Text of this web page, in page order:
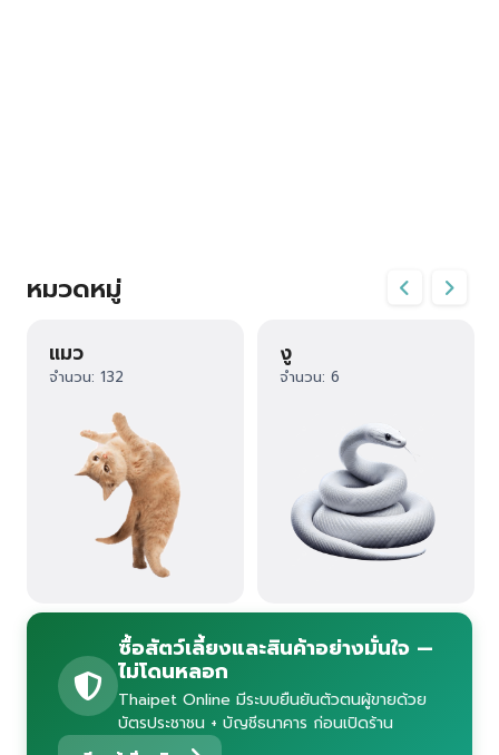
หมวดหมู่
แมว
จำนวน: 132
งู
จำนวน: 6
ซื้อสัตว์เลี้ยงและสินค้าอย่างมั่นใจ —
ไม่โดนหลอก
Thaipet Online มีระบบยืนยันตัวตนผู้ขายด้วย
บัตรประชาชน + บัญชีธนาคาร ก่อนเปิดร้าน